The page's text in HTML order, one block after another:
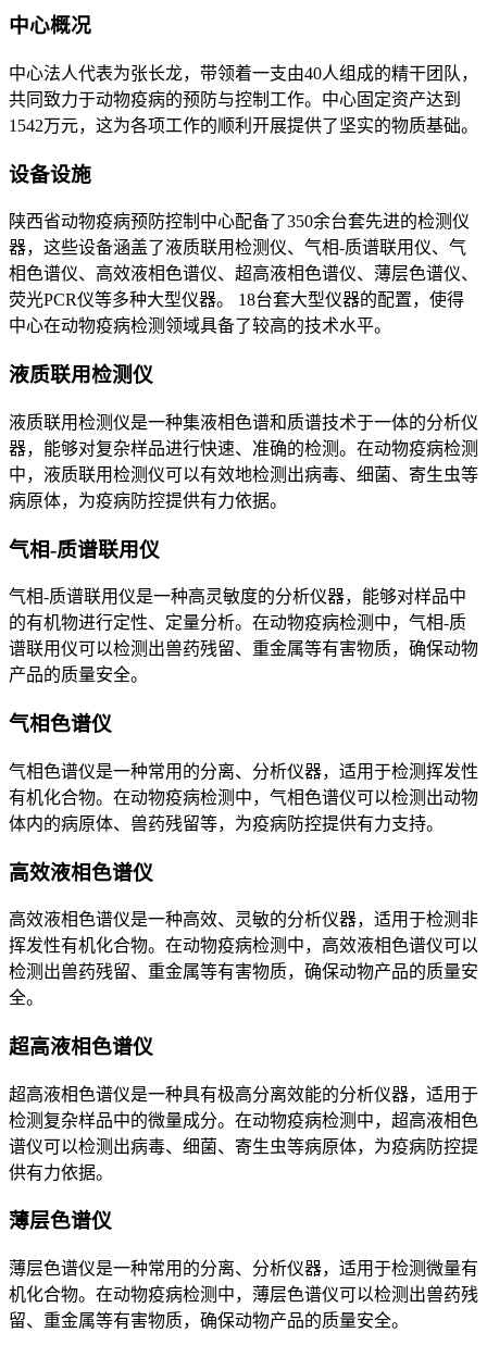
中心概况
中心法人代表为张长龙，带领着一支由40人组成的精干团队，
共同致力于动物疫病的预防与控制工作。中心固定资产达到
1542万元，这为各项工作的顺利开展提供了坚实的物质基础。
设备设施
陕西省动物疫病预防控制中心配备了350余台套先进的检测仪
器，这些设备涵盖了液质联用检测仪、气相-质谱联用仪、气
相色谱仪、高效液相色谱仪、超高液相色谱仪、薄层色谱仪、
荧光PCR仪等多种大型仪器。 18台套大型仪器的配置，使得
中心在动物疫病检测领域具备了较高的技术水平。
液质联用检测仪
液质联用检测仪是一种集液相色谱和质谱技术于一体的分析仪
器，能够对复杂样品进行快速、准确的检测。在动物疫病检测
中，液质联用检测仪可以有效地检测出病毒、细菌、寄生虫等
病原体，为疫病防控提供有力依据。
气相-质谱联用仪
气相-质谱联用仪是一种高灵敏度的分析仪器，能够对样品中
的有机物进行定性、定量分析。在动物疫病检测中，气相-质
谱联用仪可以检测出兽药残留、重金属等有害物质，确保动物
产品的质量安全。
气相色谱仪
气相色谱仪是一种常用的分离、分析仪器，适用于检测挥发性
有机化合物。在动物疫病检测中，气相色谱仪可以检测出动物
体内的病原体、兽药残留等，为疫病防控提供有力支持。
高效液相色谱仪
高效液相色谱仪是一种高效、灵敏的分析仪器，适用于检测非
挥发性有机化合物。在动物疫病检测中，高效液相色谱仪可以
检测出兽药残留、重金属等有害物质，确保动物产品的质量安
全。
超高液相色谱仪
超高液相色谱仪是一种具有极高分离效能的分析仪器，适用于
检测复杂样品中的微量成分。在动物疫病检测中，超高液相色
谱仪可以检测出病毒、细菌、寄生虫等病原体，为疫病防控提
供有力依据。
薄层色谱仪
薄层色谱仪是一种常用的分离、分析仪器，适用于检测微量有
机化合物。在动物疫病检测中，薄层色谱仪可以检测出兽药残
留、重金属等有害物质，确保动物产品的质量安全。